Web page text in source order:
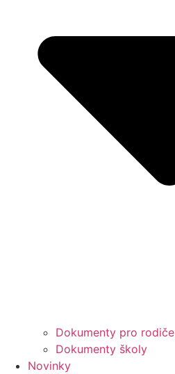
Dokumenty pro rodiče
Dokumenty školy
Novinky